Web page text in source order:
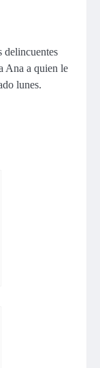
delincuentes
Ana a quien le
lunes.